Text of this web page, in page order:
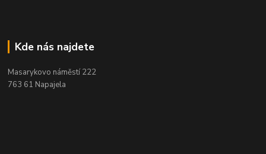
Kde nás najdete
Masarykovo náměstí 222
763 61 Napajela